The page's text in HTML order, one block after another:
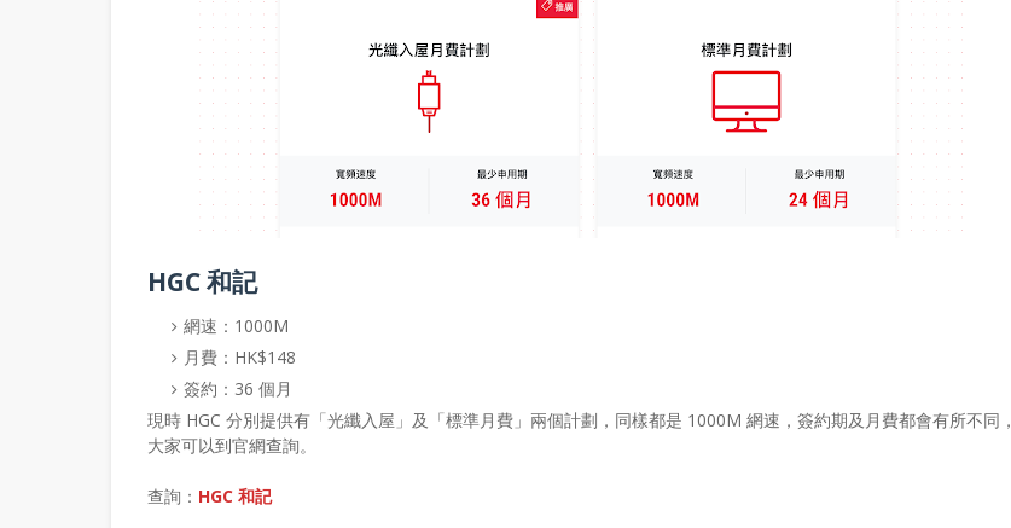
HGC 和記
網速：1000M
月費：HK$148
簽約：36 個月
現時 HGC 分別提供有「光纖入屋」及「標準月費」兩個計劃，同樣都是 1000M 網速，簽約期及月費都會有所不同，
大家可以到官網查詢。
查詢： HGC 和記